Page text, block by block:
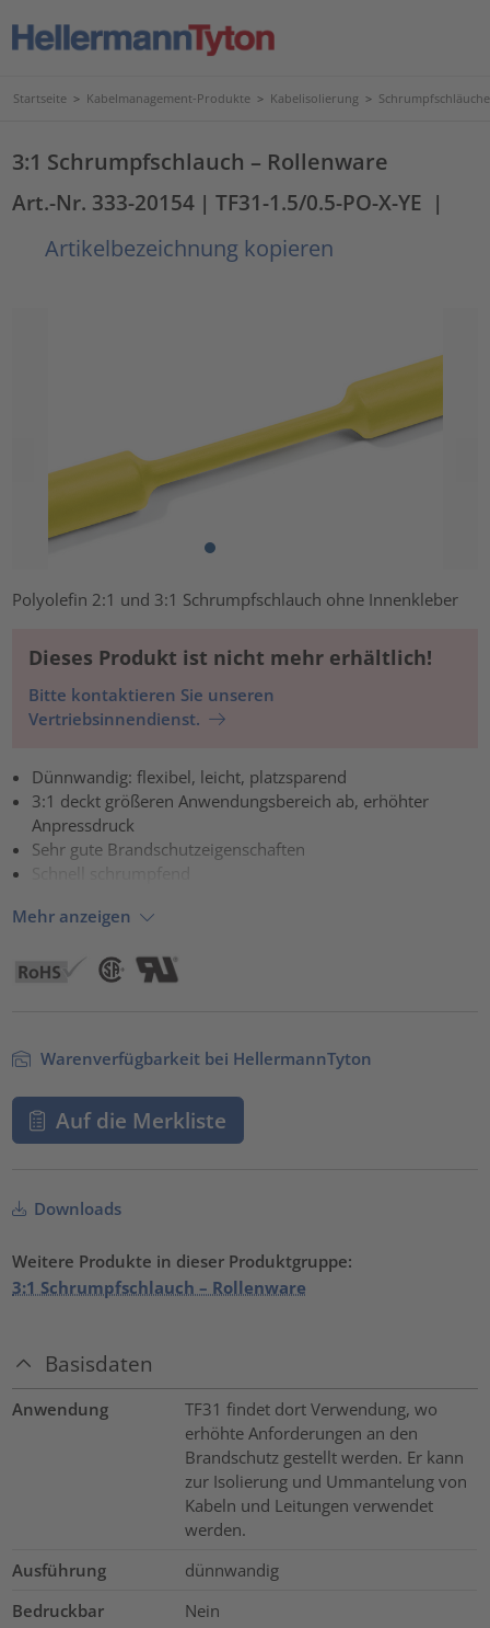
Startseite > Kabelmanagement-Produkte > Kabelisolierung > Schrumpfschläuche
3:1 Schrumpfschlauch – Rollenware
Art.-Nr. 333-20154 | TF31-1.5/0.5-PO-X-YE |
Artikelbezeichnung kopieren
Polyolefin 2:1 und 3:1 Schrumpfschlauch ohne Innenkleber
Dieses Produkt ist nicht mehr erhältlich!
Bitte kontaktieren Sie unseren
Vertriebsinnendienst.
Dünnwandig: flexibel, leicht, platzsparend
3:1 deckt größeren Anwendungsbereich ab, erhöhter
Anpressdruck
Sehr gute Brandschutzeigenschaften
Schnell schrumpfend
Mehr anzeigen
Warenverfügbarkeit bei HellermannTyton
Auf die Merkliste
Downloads
Weitere Produkte in dieser Produktgruppe:
3:1 Schrumpfschlauch – Rollenware
Basisdaten
Anwendung
TF31 findet dort Verwendung, wo
erhöhte Anforderungen an den
Brandschutz gestellt werden. Er kann
zur Isolierung und Ummantelung von
Kabeln und Leitungen verwendet
werden.
Ausführung
dünnwandig
Bedruckbar
Nein